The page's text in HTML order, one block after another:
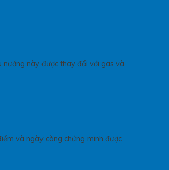
nướng này được thay đổi với gas và
và ngày càng chứng minh được